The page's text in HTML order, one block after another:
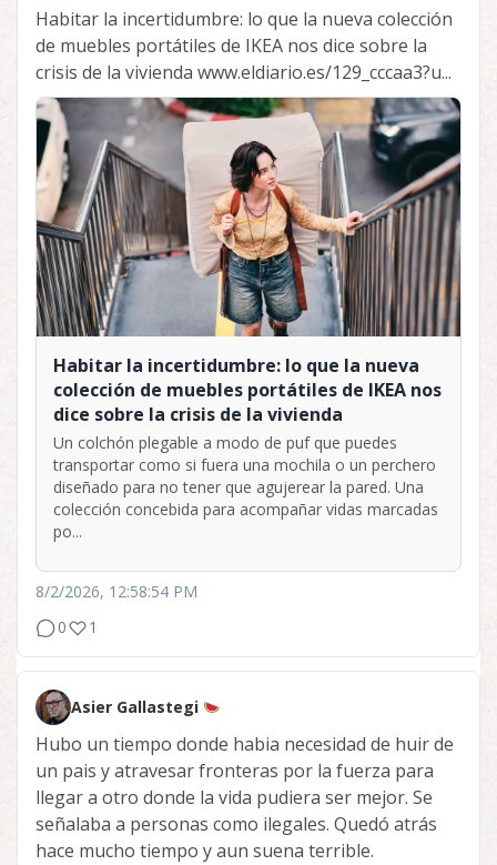
Habitar la incertidumbre: lo que la nueva colección
de muebles portátiles de IKEA nos dice sobre la
crisis de la vivienda www.eldiario.es/129_cccaa3?u...
Habitar la incertidumbre: lo que la nueva
colección de muebles portátiles de IKEA nos
dice sobre la crisis de la vivienda
Un colchón plegable a modo de puf que puedes
transportar como si fuera una mochila o un perchero
diseñado para no tener que agujerear la pared. Una
colección concebida para acompañar vidas marcadas
po...
8/2/2026, 12:58:54 PM
0
1
Asier Gallastegi
Hubo un tiempo donde habia necesidad de huir de
un pais y atravesar fronteras por la fuerza para
llegar a otro donde la vida pudiera ser mejor. Se
señalaba a personas como ilegales. Quedó atrás
hace mucho tiempo y aun suena terrible.